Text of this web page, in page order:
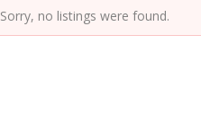
Sorry, no listings were found.